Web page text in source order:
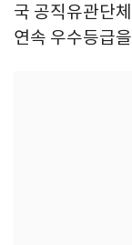
국 공직유관단
연속 우수등급